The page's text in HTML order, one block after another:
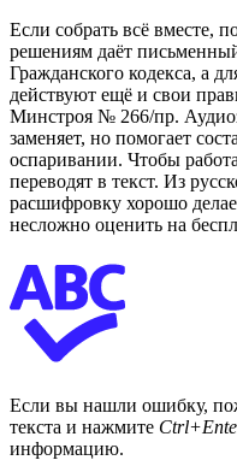
Если собрать всё вместе,
решениям даёт
Гражданского кодекса, а
действуют ещё и свои
Минстроя № 266/пр.
заменяет, но помогает
оспаривании. Чтобы
переводят в текст. Из
расшифровку хорошо
несложно оценить на
Если вы нашли ошибку,
текста и нажмите
информацию.